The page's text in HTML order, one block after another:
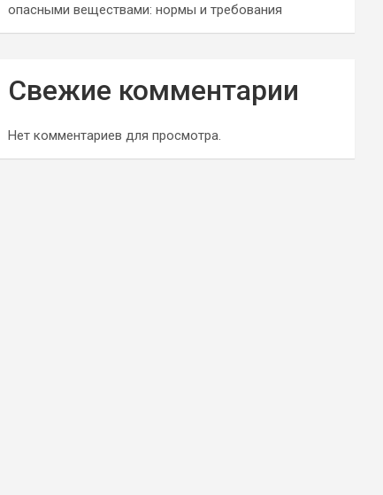
опасными веществами: нормы и требования
Свежие комментарии
Нет комментариев для просмотра.